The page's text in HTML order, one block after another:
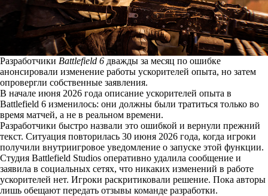
Разработчики Battlefield 6 дважды за месяц по ошибке
анонсировали изменение работы ускорителей опыта, но затем
опровергли собственные заявления.
В начале июня 2026 года описание ускорителей опыта в
Battlefield 6 изменилось: они должны были тратиться только во
время матчей, а не в реальном времени.
Разработчики быстро назвали это ошибкой и вернули прежний
текст. Ситуация повторилась 30 июня 2026 года, когда игроки
получили внутриигровое уведомление о запуске этой функции.
Студия Battlefield Studios оперативно удалила сообщение и
заявила в социальных сетях, что никаких изменений в работе
ускорителей нет. Игроки раскритиковали решение. Пока авторы
лишь обещают передать отзывы команде разработки.